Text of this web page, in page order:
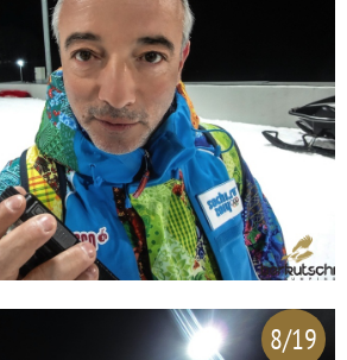
8/19